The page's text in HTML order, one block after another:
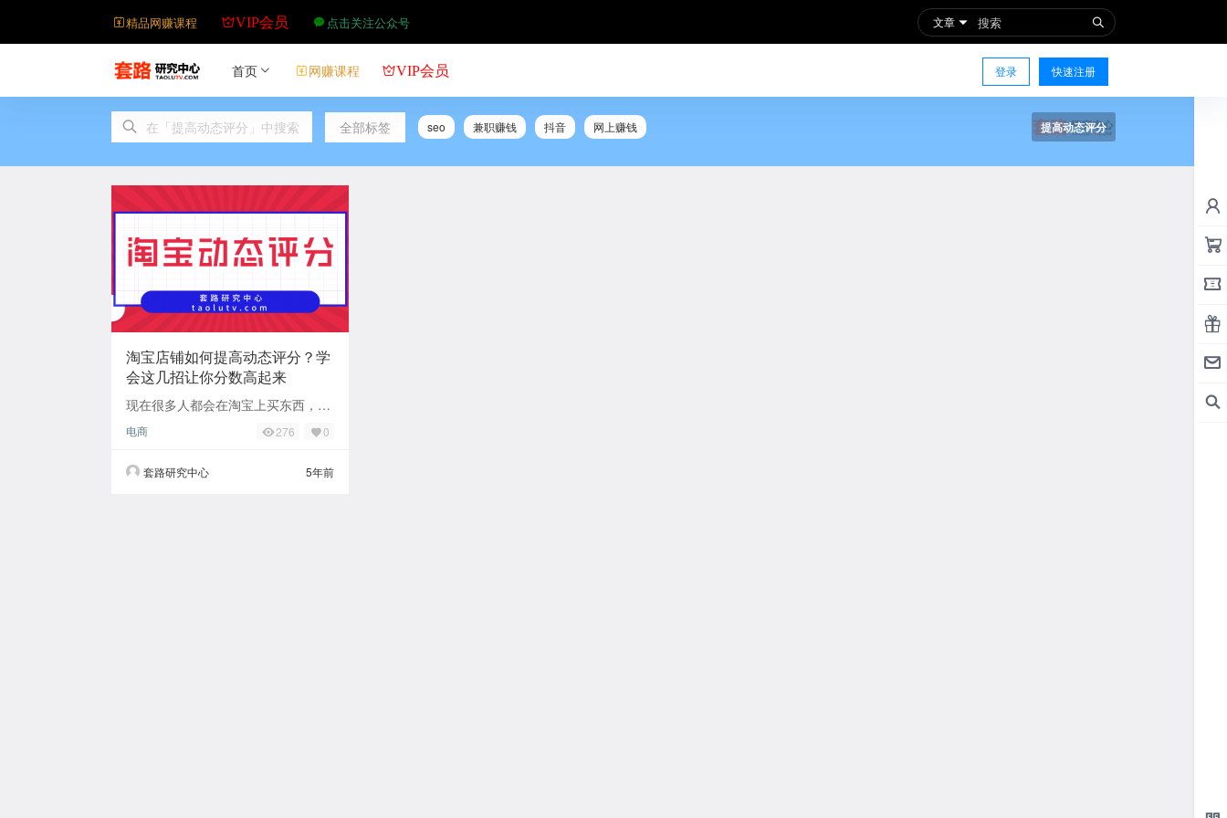
精品网赚课程 VIP会员 点击关注公众号 文章
登录 快速注册
首页 网赚课程 VIP会员
全部标签 seo 兼职赚钱 抖音 网上赚钱 提高动态评分
淘宝店铺如何提高动态评分？学
会这几招让你分数高起来
现在很多人都会在淘宝上买东西，也
能赚好几千万，相信开淘宝店铺的都
电商 276 0
套路研究中心 5年前